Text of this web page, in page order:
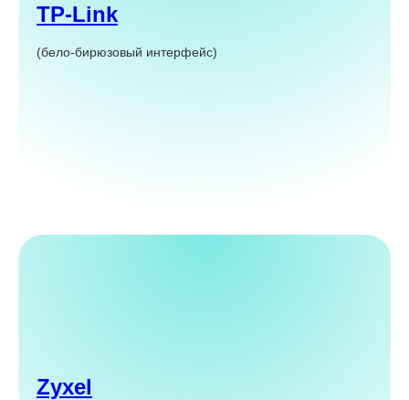
TP-Link
(бело-бирюзовый интерфейс)
Zyxel